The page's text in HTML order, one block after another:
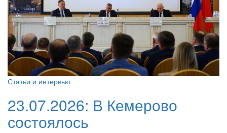
Статьи и интервью
23.07.2026: В Кемерово
состоялось